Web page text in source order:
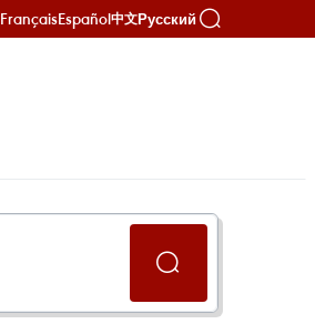
FrançaisEspañol中文Русский